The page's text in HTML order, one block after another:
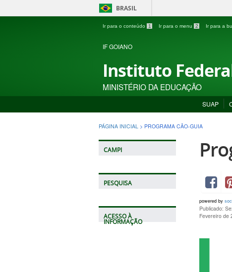
BRASIL
Ir para o conteúdo 1 Ir para o menu 2 Ir para a
IF GOIANO
Instituto
MINISTÉRIO DA EDUCAÇÃO
SUAP
PÁGINA INICIAL > PROGRAMA CÃO-GUIA
CAMPI
PESQUISA
ACESSO À
INFORMAÇÃO
powered by
Publicado:
Fevereiro de